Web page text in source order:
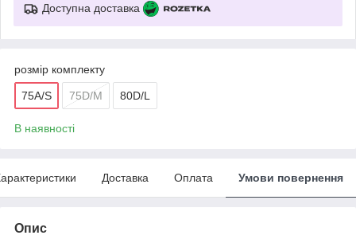
Доступна доставка
розмір комплекту
75A/S 75D/M 80D/L
В наявності
Доставка Оплата Умови повернення
Опис